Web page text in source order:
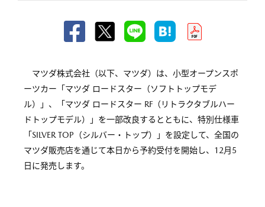
マツダ株式会社（以下、マツダ）は、小型オープンスポ
ーツカー「マツダ ロードスター（ソフトトップモデ
ル）」、「マツダ ロードスター RF（リトラクタブルハー
ドトップモデル）」を一部改良するとともに、特別仕様車
「SILVER TOP（シルバー・トップ）」を設定して、全国の
マツダ販売店を通じて本日から予約受付を開始し、12月5
日に発売します。